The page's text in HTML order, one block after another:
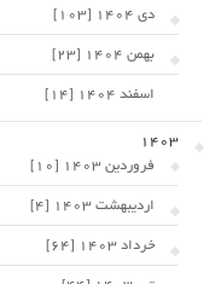
دی 1404 [103]
بهمن 1404 [23]
اسفند 1404 [14]
1403
فروردین 1403 [10]
اردیبهشت 1403 [4]
خرداد 1403 [64]